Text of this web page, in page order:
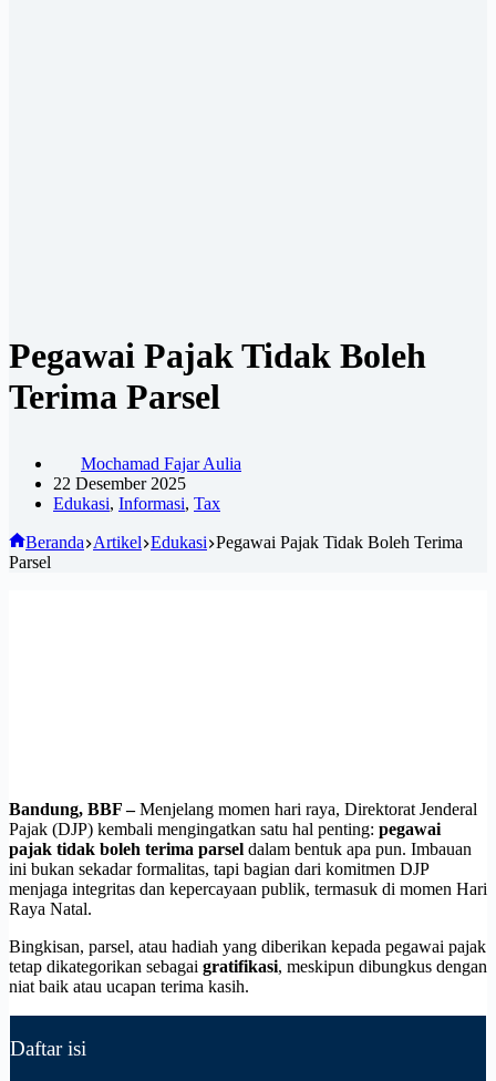
Pegawai Pajak Tidak Boleh
Terima Parsel
Mochamad Fajar Aulia
22 Desember 2025
Edukasi, Informasi, Tax
Beranda Artikel Edukasi Pegawai Pajak Tidak Boleh Terima
Parsel
Bandung, BBF –Menjelang momen hari raya, Direktorat Jenderal
Pajak (DJP) kembali mengingatkan satu hal penting: pegawai
pajak tidak boleh terima parsel dalam bentuk apa pun. Imbauan
ini bukan sekadar formalitas, tapi bagian dari komitmen DJP
menjaga integritas dan kepercayaan publik, termasuk di momen Hari
Raya Natal.
Bingkisan, parsel, atau hadiah yang diberikan kepada pegawai pajak
tetap dikategorikan sebagai gratifikasi, meskipun dibungkus dengan
niat baik atau ucapan terima kasih.
Daftar isi